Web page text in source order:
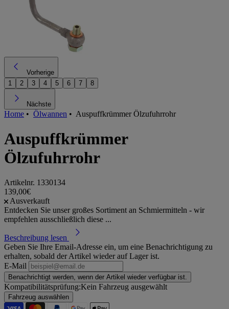
Vorherige
1
2 3 4 5 6 7 8
Nächste
Home • Ölwannen • Auspuffkrümmer Ölzufuhrrohr
Auspuffkrümmer
Ölzufuhrrohr
Artikelnr. 1330134
139,00€
Ausverkauft
Entdecken Sie unser großes Sortiment an Schmiermitteln - wir
empfehlen ausschließlich diese ...
Beschreibung lesen
Geben Sie Ihre Email-Adresse ein, um eine Benachrichtigung zu
erhalten, sobald der Artikel wieder auf Lager ist.
E-Mail
Benachrichtigt werden, wenn der Artikel wieder verfügbar ist.
Kompatibilitätsprüfung:Kein Fahrzeug ausgewählt
Fahrzeug auswählen